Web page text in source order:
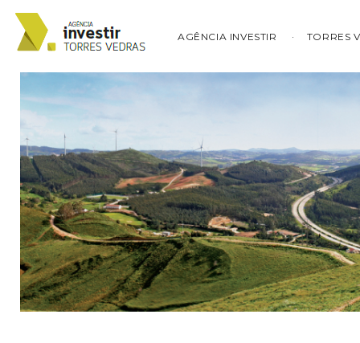
AGÊNCIA INVESTIR TORRES